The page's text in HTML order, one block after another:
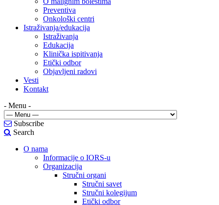
Preventiva
Onkološki centri
Istraživanja/edukacija
Istraživanja
Edukacija
Klinička ispitivanja
Etički odbor
Objavljeni radovi
Vesti
Kontakt
- Menu -
Subscribe
Search
O nama
Informacije o IORS-u
Organizacija
Stručni organi
Stručni savet
Stručni kolegijum
Etički odbor